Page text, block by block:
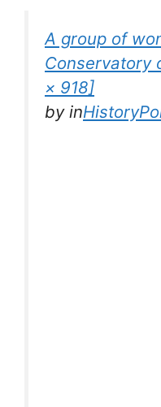
A group of
Conservatory
× 918]
byin